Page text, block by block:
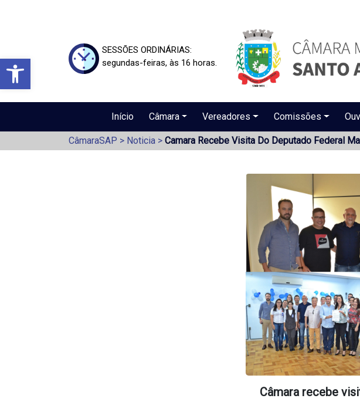
Barra de Ferramentas Aberta
SESSÕES ORDINÁRIAS:
segundas-feiras, às 16 horas.
Início Câmara Vereadores Comissões
CâmaraSAP > Noticia > Camara Recebe Visita Do Deputado Federal
Câmara recebe